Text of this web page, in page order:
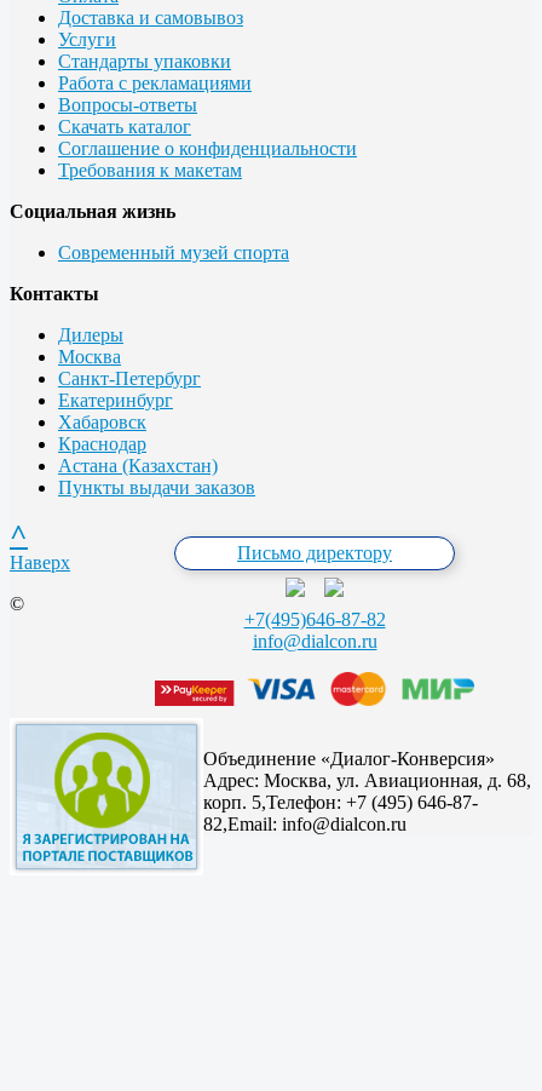
Доставка и самовывоз
Услуги
Стандарты упаковки
Работа с рекламациями
Вопросы-ответы
Скачать каталог
Соглашение о конфиденциальности
Требования к макетам
Социальная жизнь
Современный музей спорта
Контакты
Дилеры
Москва
Санкт-Петербург
Екатеринбург
Хабаровск
Краснодар
Астана (Казахстан)
Пункты выдачи заказов
Письмо директору
+7(495)646-87-82
info@dialcon.ru
^
Наверх
©
Объединение «Диалог-Конверсия»
Адрес: Москва, ул. Авиационная, д. 68,
корп. 5,Телефон: +7 (495) 646-87-
82,Email: info@dialcon.ru